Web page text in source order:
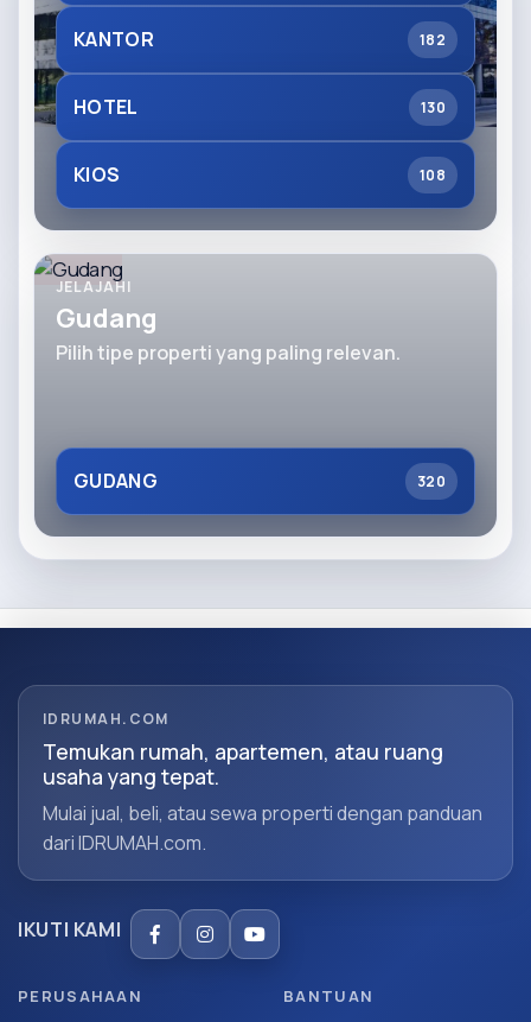
KANTOR 182
HOTEL 130
KIOS 108
JELAJAHI
Gudang
Pilih tipe properti yang paling relevan.
GUDANG 320
IDRUMAH.COM
Temukan rumah, apartemen, atau ruang
usaha yang tepat.
Mulai jual, beli, atau sewa properti dengan panduan
dari IDRUMAH.com.
IKUTI KAMI
PERUSAHAAN BANTUAN